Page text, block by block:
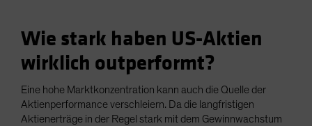
Wie stark haben US-Aktien
wirklich outperformt?
Eine hohe Marktkonzentration kann auch die Quelle der
Aktienperformance verschleiern. Da die langfristigen
Aktienerträge in der Regel stark mit dem Gewinnwachstum